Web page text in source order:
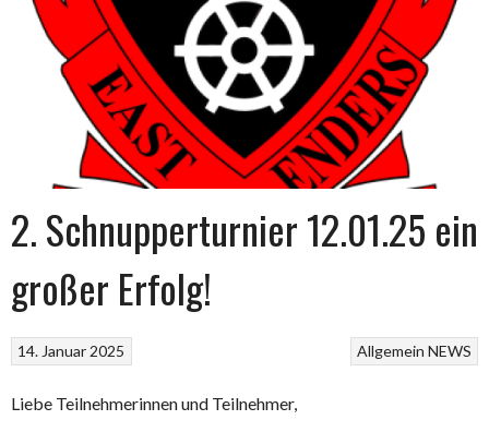
2. Schnupperturnier 12.01.25 ein
großer Erfolg!
Allgemein NEWS
14. Januar 2025
Liebe Teilnehmerinnen und Teilnehmer,